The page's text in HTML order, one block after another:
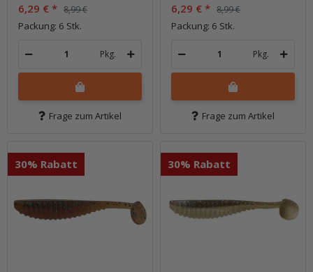
6,29 € * 8,99 €
Packung: 6 Stk.
Pkg.
Frage zum Artikel
6,29 € * 8,99 €
Packung: 6 Stk.
Pkg.
Frage zum Artikel
30% Rabatt 30% Rabatt